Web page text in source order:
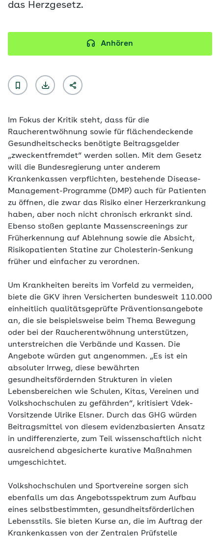
das Herzgesetz.
Anhören
Im Fokus der Kritik steht, dass für die
Raucherentwöhnung sowie für flächendeckende
Gesundheitschecks benötigte Beitragsgelder
„zweckentfremdet“ werden sollen. Mit dem Gesetz
will die Bundesregierung unter anderem
Krankenkassen verpflichten, bestehende Disease-
Management-Programme (DMP) auch für Patienten
zu öffnen, die zwar das Risiko einer Herzerkrankung
haben, aber noch nicht chronisch erkrankt sind.
Ebenso stoßen geplante Massenscreenings zur
Früherkennung auf Ablehnung sowie die Absicht,
Risikopatienten Statine zur Cholesterin-Senkung
früher und einfacher zu verordnen.
Um Krankheiten bereits im Vorfeld zu vermeiden,
biete die GKV ihren Versicherten bundesweit 110.000
einheitlich qualitätsgeprüfte Präventionsangebote
an, die sie beispielsweise beim Thema Bewegung
oder bei der Raucherentwöhnung unterstützen,
unterstreichen die Verbände und Kassen. Die
Angebote würden gut angenommen. „Es ist ein
absoluter Irrweg, diese bewährten
gesundheitsfördernden Strukturen in vielen
Lebensbereichen wie Schulen, Kitas, Vereinen und
Volkshochschulen zu gefährden“, kritisiert Vdek-
Vorsitzende Ulrike Elsner. Durch das GHG würden
Beitragsmittel von diesem evidenzbasierten Ansatz
in undifferenzierte, zum Teil wissenschaftlich nicht
ausreichend abgesicherte kurative Maßnahmen
umgeschichtet.
Volkshochschulen und Sportvereine sorgen sich
ebenfalls um das Angebotsspektrum zum Aufbau
eines selbstbestimmten, gesundheitsförderlichen
Lebensstils. Sie bieten Kurse an, die im Auftrag der
Krankenkassen von der Zentralen Prüfstelle